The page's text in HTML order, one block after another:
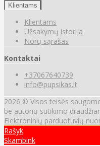
Klientams
Klientams
Užsakymų istorija
Norų sąrašas
Kontaktai
+37067640739
info@pupsikas.lt
2026 © Visos teisės
be autorių sutikimo
Elektroninių parduotuvių
Rašyk
Skambink